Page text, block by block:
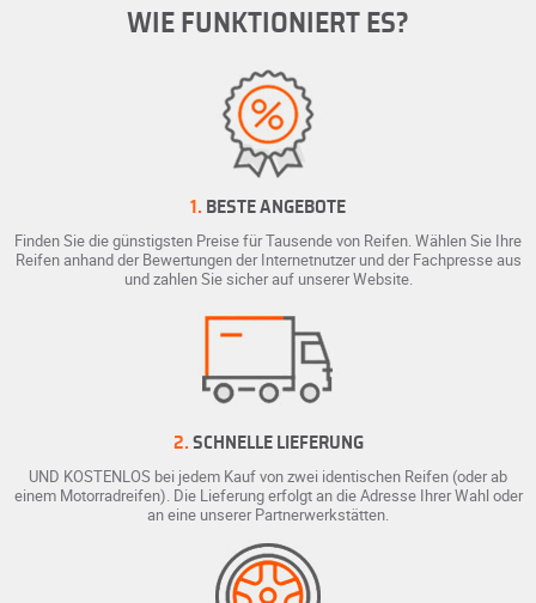
WIE FUNKTIONIERT ES?
1. BESTE ANGEBOTE
Finden Sie die günstigsten Preise für Tausende von Reifen. Wählen Sie Ihre
Reifen anhand der Bewertungen der Internetnutzer und der Fachpresse aus
und zahlen Sie sicher auf unserer Website.
2. SCHNELLE LIEFERUNG
UND KOSTENLOS bei jedem Kauf von zwei identischen Reifen (oder ab
einem Motorradreifen). Die Lieferung erfolgt an die Adresse Ihrer Wahl oder
an eine unserer Partnerwerkstätten.